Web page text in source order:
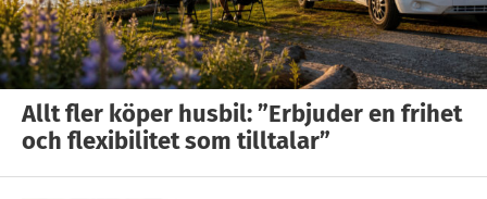
Allt fler köper husbil: ”Erbjuder en frihet
och flexibilitet som tilltalar”